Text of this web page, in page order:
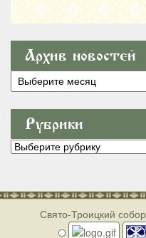
Архив новостей
Архив
новостей
Рубрики
Рубрики
Свято-Троицкий собор